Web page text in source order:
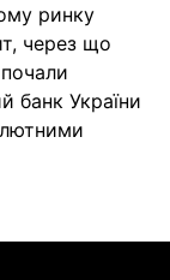
ринку
через що
банк України